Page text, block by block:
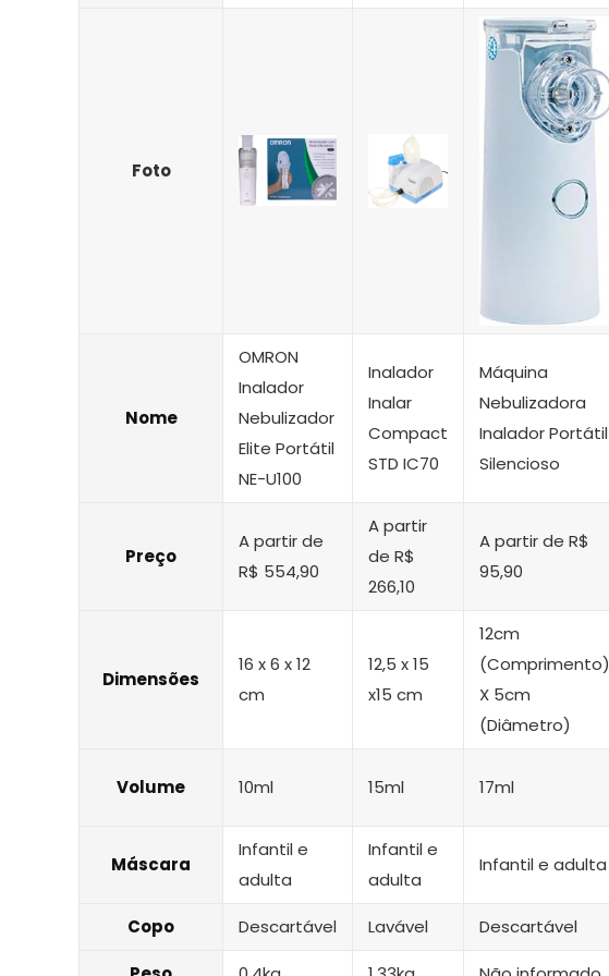
Foto
Nome
OMRON
Inalador
Nebulizador
Elite Portátil
NE-U100
Inalador
Inalar
Compact
STD IC70
Máquina
Nebulizadora
Inalador Portátil
Silencioso
Preço
A partir de
R$ 554,90
A partir
de R$
266,10
A partir de R$
95,90
Dimensões
16 x 6 x 12
cm
12,5 x 15
x15 cm
12cm
(Comprimento)
X 5cm
(Diâmetro)
Volume 10ml 15ml 17ml
Máscara
Infantil e
adulta
Infantil e
adulta
Infantil e adulta
Copo Descartável Lavável Descartável